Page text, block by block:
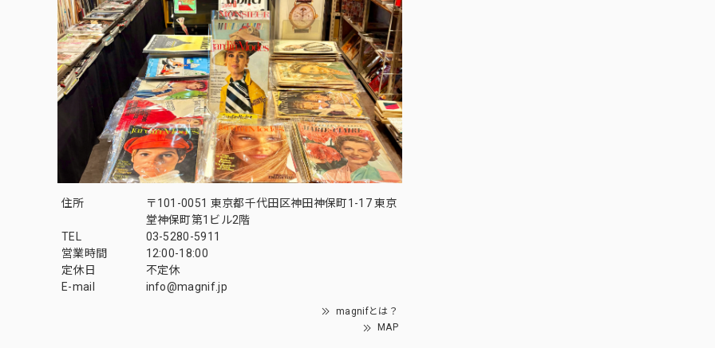
住所
〒101-0051 東京都千代田区神田神保町1-17 東京
堂神保町第1ビル2階
TEL
03-5280-5911
営業時間
12:00-18:00
定休日
不定休
E-mail
info@magnif.jp
magnifとは？
MAP